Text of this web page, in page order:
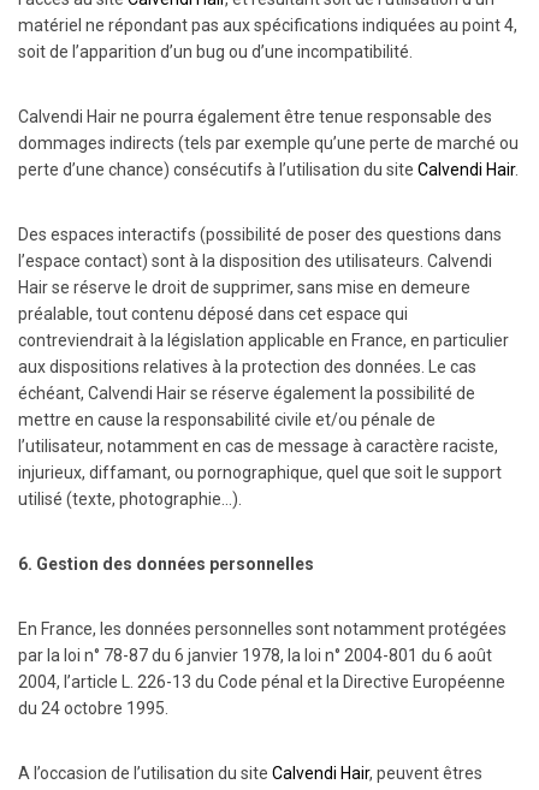
matériel ne répondant pas aux spécifications indiquées au point 4,
soit de l’apparition d’un bug ou d’une incompatibilité.
Calvendi Hair ne pourra également être tenue responsable des
dommages indirects (tels par exemple qu’une perte de marché ou
perte d’une chance) consécutifs à l’utilisation du site Calvendi Hair.
Des espaces interactifs (possibilité de poser des questions dans
l’espace contact) sont à la disposition des utilisateurs. Calvendi
Hair se réserve le droit de supprimer, sans mise en demeure
préalable, tout contenu déposé dans cet espace qui
contreviendrait à la législation applicable en France, en particulier
aux dispositions relatives à la protection des données. Le cas
échéant, Calvendi Hair se réserve également la possibilité de
mettre en cause la responsabilité civile et/ou pénale de
l’utilisateur, notamment en cas de message à caractère raciste,
injurieux, diffamant, ou pornographique, quel que soit le support
utilisé (texte, photographie…).
6. Gestion des données personnelles
En France, les données personnelles sont notamment protégées
par la loi n° 78-87 du 6 janvier 1978, la loi n° 2004-801 du 6 août
2004, l’article L. 226-13 du Code pénal et la Directive Européenne
du 24 octobre 1995.
A l’occasion de l’utilisation du site Calvendi Hair, peuvent êtres